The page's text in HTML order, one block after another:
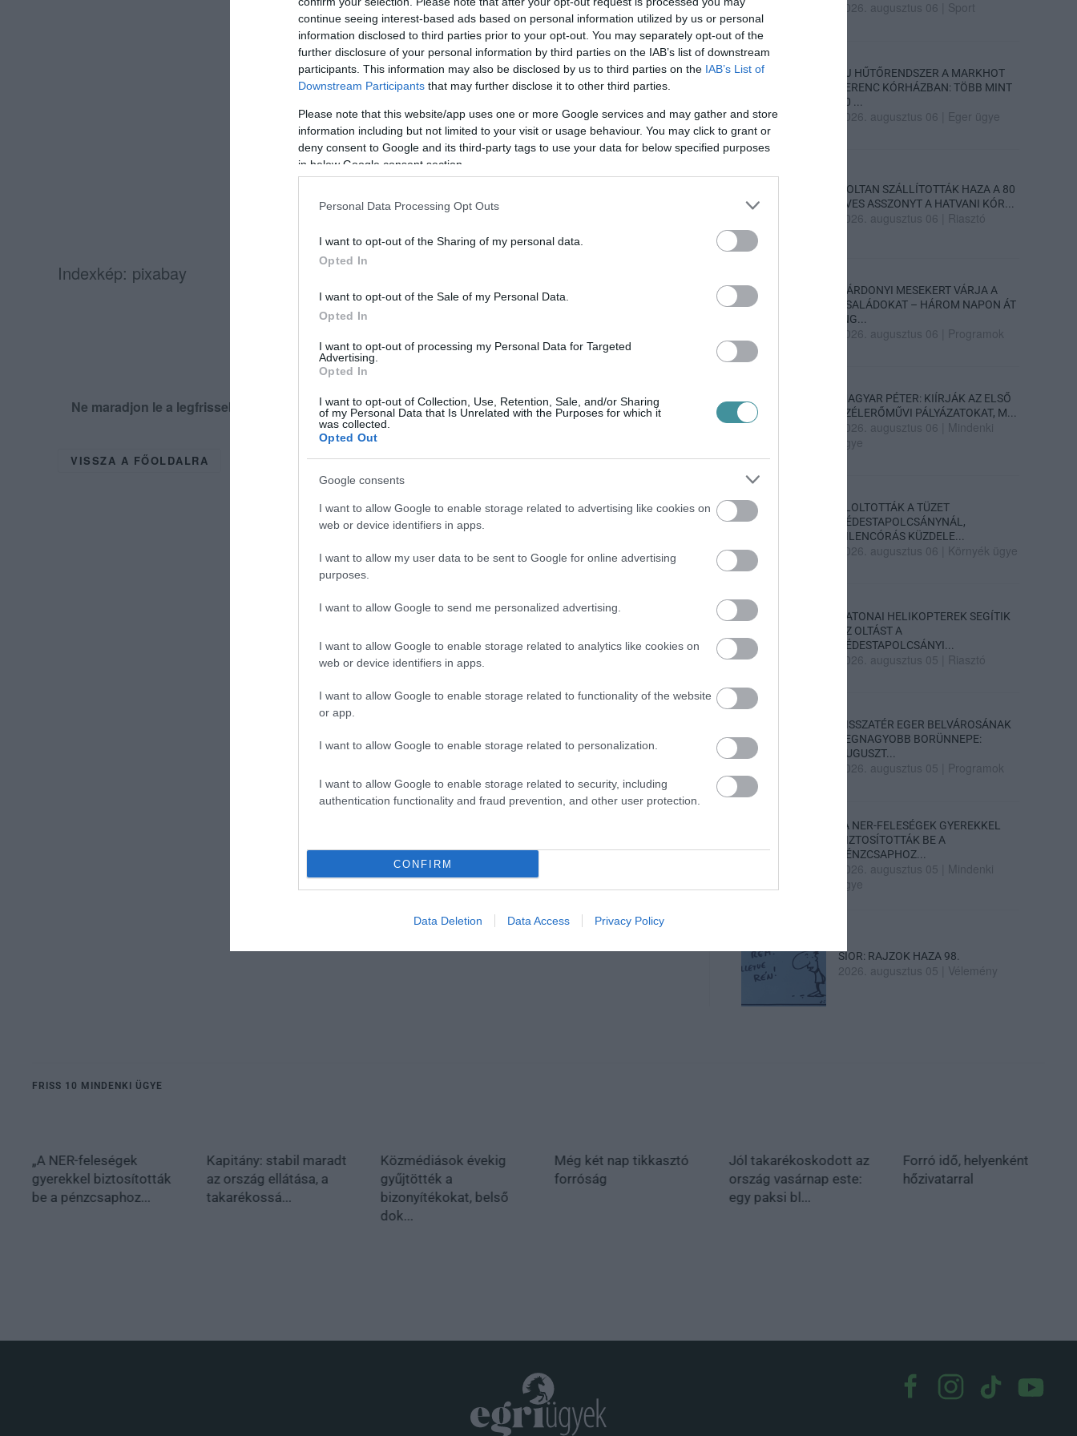
continue seeing interest-based ads based on personal information utilized by us or personal
information disclosed to third parties prior to your opt-out. You may separately opt-out of the
further disclosure of your personal information by third parties on the IAB’s list of downstream
participants. This information may also be disclosed by us to third parties on the IAB’s List of
Downstream Participants that may further disclose it to other third parties.
Please note that this website/app uses one or more Google services and may gather and store
information including but not limited to your visit or usage behaviour. You may click to grant or
deny consent to Google and its third-party tags to use your data for below specified purposes
in below Google consent section.
Personal Data Processing Opt Outs
I want to opt-out of the Sharing of my personal data.
Opted In
I want to opt-out of the Sale of my Personal Data.
Opted In
I want to opt-out of processing my Personal Data for Targeted
Advertising.
Opted In
I want to opt-out of Collection, Use, Retention, Sale, and/or Sharing
of my Personal Data that Is Unrelated with the Purposes for which it
was collected.
Opted Out
Google consents
I want to allow Google to enable storage related to advertising like cookies on
web or device identifiers in apps.
I want to allow my user data to be sent to Google for online advertising
purposes.
I want to allow Google to send me personalized advertising.
I want to allow Google to enable storage related to analytics like cookies on
web or device identifiers in apps.
I want to allow Google to enable storage related to functionality of the website
or app.
I want to allow Google to enable storage related to personalization.
I want to allow Google to enable storage related to security, including
authentication functionality and fraud prevention, and other user protection.
CONFIRM
Data Deletion Data Access Privacy Policy
Indexkép: pixabay
Ne maradjon le a legfrissebb hírekről, kövessen bennünket az EGRI ÜGYEK Google Hírek oldalán!
VISSZA A FŐOLDALRA
2026. augusztus 06 Sport
ÚJ HŰTŐRENDSZER A MARKHOT
FERENC KÓRHÁZBAN: TÖBB MINT
70 ...
2026. augusztus 06 Eger ügye
HOLTAN SZÁLLÍTOTTÁK HAZA A 80
ÉVES ASSZONYT A HATVANI KÓR...
2026. augusztus 06 Riasztó
GÁRDONYI MESEKERT VÁRJA A
CSALÁDOKAT – HÁROM NAPON ÁT
ING...
2026. augusztus 06 Programok
MAGYAR PÉTER: KIÍRJÁK AZ ELSŐ
SZÉLERŐMŰVI PÁLYÁZATOKAT, M...
2026. augusztus 06
Mindenki
ügye
ELOLTOTTÁK A TÜZET
DÉDESTAPOLCSÁNYNÁL,
KILENCÓRÁS KÜZDELE...
2026. augusztus 06 Környék ügye
KATONAI HELIKOPTEREK SEGÍTIK
AZ OLTÁST A
DÉDESTAPOLCSÁNYI...
2026. augusztus 05 Riasztó
VISSZATÉR EGER BELVÁROSÁNAK
LEGNAGYOBB BORÜNNEPE:
AUGUSZT...
2026. augusztus 05 Programok
„A NER-FELESÉGEK GYEREKKEL
BIZTOSÍTOTTÁK BE A
PÉNZCSAPHOZ...
2026. augusztus 05
Mindenki
ügye
SIOR: RAJZOK HAZA 98.
2026. augusztus 05 Vélemény
FRISS 10 MINDENKI ÜGYE
„A NER-feleségek
gyerekkel biztosították
be a pénzcsaphoz...
Kapitány: stabil maradt
az ország ellátása, a
takarékossá...
Közmédiások évekig
gyűjtötték a
bizonyítékokat, belső
dok...
Még két nap tikkasztó
forróság
Jól takarékoskodott az
ország vasárnap este:
egy paksi bl...
Forró idő, helyenként
hőzivatarral